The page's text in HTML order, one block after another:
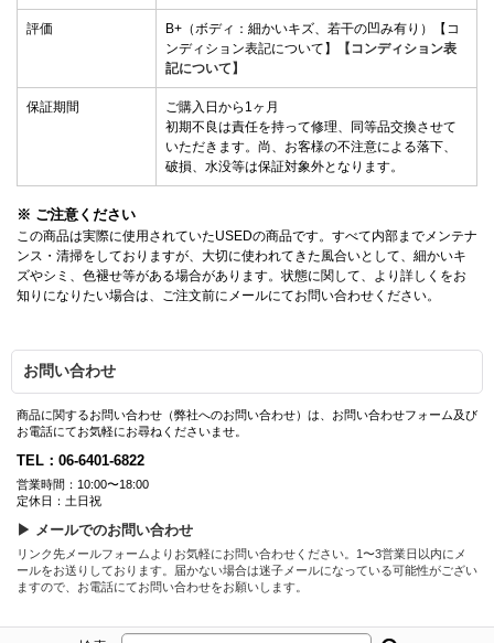
評価
B+（ボディ：細かいキズ、若干の凹み有り）【コ
ンディション表記について】
【コンディション表
記について】
保証期間
ご購入日から1ヶ月
初期不良は責任を持って修理、同等品交換させて
いただきます。尚、お客様の不注意による落下、
破損、水没等は保証対象外となります。
※ ご注意ください
この商品は実際に使用されていたUSEDの商品です。すべて内部までメンテナ
ンス・清掃をしておりますが、大切に使われてきた風合いとして、細かいキ
ズやシミ、色褪せ等がある場合があります。状態に関して、より詳しくをお
知りになりたい場合は、ご注文前にメールにてお問い合わせください。
お問い合わせ
商品に関するお問い合わせ（弊社へのお問い合わせ）は、お問い合わせフォーム及び
お電話にてお気軽にお尋ねくださいませ。
TEL：06-6401-6822
営業時間：10:00〜18:00
定休日：土日祝
▶ メールでのお問い合わせ
リンク先メールフォームよりお気軽にお問い合わせください。1〜3営業日以内にメ
ールをお送りしております。届かない場合は迷子メールになっている可能性がござい
ますので、お電話にてお問い合わせをお願いします。